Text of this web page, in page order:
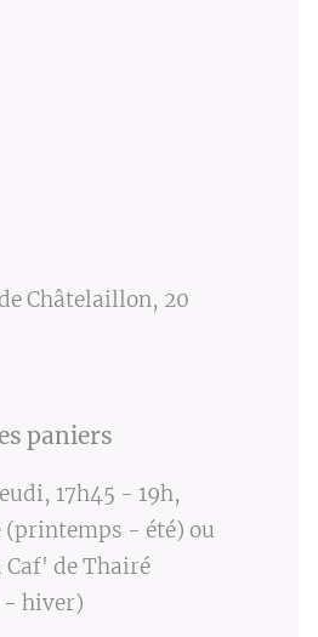
Châtelaillon, 20
paniers
17h45 - 19h,
(printemps - été) ou
Caf' de Thairé
- hiver)